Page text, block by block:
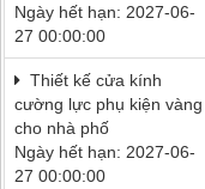
Ngày hết hạn: 2027-06-
27 00:00:00
Thiết kế cửa kính
cường lực phụ kiện vàng
cho nhà phố
Ngày hết hạn: 2027-06-
27 00:00:00